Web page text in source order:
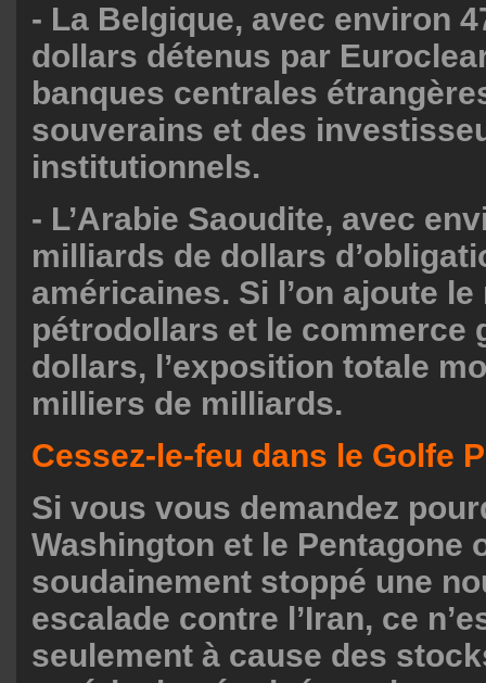
- La Belgique, avec environ
dollars détenus par
banques centrales
souverains et des
institutionnels.
- L’Arabie Saoudite, avec
milliards de dollars
américaines. Si l’on ajoute
pétrodollars et le commerce
dollars, l’exposition totale
milliers de milliards.
Cessez-le-feu dans le Golfe
Si vous vous demandez
Washington et le Pentagone
soudainement stoppé une
escalade contre l’Iran, ce
seulement à cause des